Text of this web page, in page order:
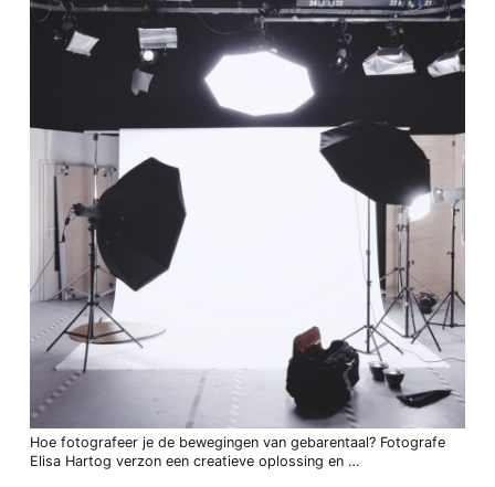
Hoe fotografeer je de bewegingen van gebarentaal? Fotografe
Elisa Hartog verzon een creatieve oplossing en …